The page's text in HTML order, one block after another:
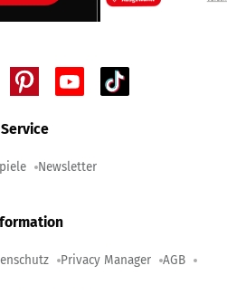
Service
Newsletter
Privacy Manager AGB